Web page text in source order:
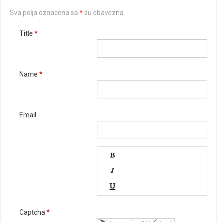
Sva polja oznacena sa *su obavezna
Title *
Name *
Email




Captcha *